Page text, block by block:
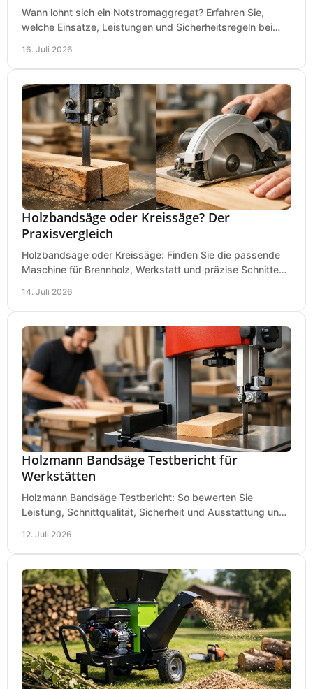
Wann lohnt sich ein Notstromaggregat? Erfahren Sie,
welche Einsätze, Leistungen und Sicherheitsregeln bei
16. Juli 2026
Holzbandsäge oder Kreissäge? Der
Praxisvergleich
Holzbandsäge oder Kreissäge: Finden Sie die passende
Maschine für Brennholz, Werkstatt und präzise Schnitte
14. Juli 2026
Holzmann Bandsäge Testbericht für
Werkstätten
Holzmann Bandsäge Testbericht: So bewerten Sie
Leistung, Schnittqualität, Sicherheit und Ausstattung und
12. Juli 2026